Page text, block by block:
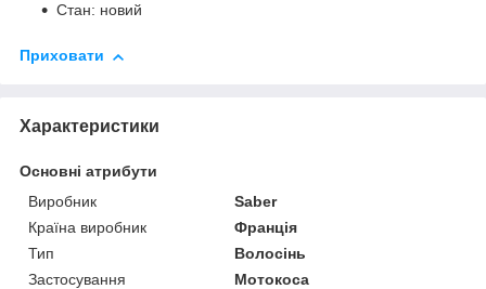
Стан: новий
Приховати
Характеристики
Основні атрибути
Виробник
Saber
Країна виробник
Франція
Тип
Волосінь
Застосування
Мотокоса